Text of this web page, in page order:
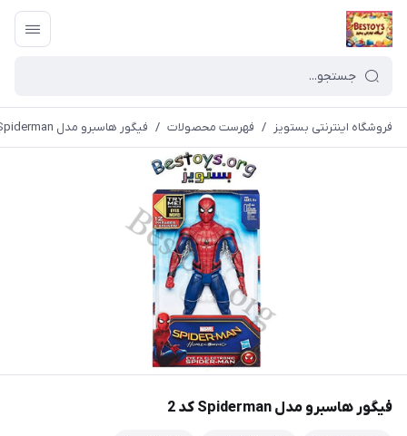
فروشگاه اینترنتی بستویز / فهرست محصولات / فیگور هاسبرو مدل Spiderman کد 2
فیگور هاسبرو مدل Spiderman کد 2